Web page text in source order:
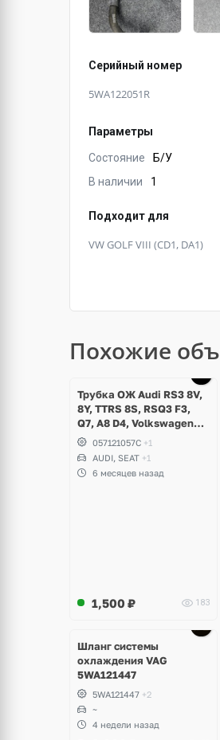
Серийный номер
5WA122051R
Параметры
Состояние
Б/У
В наличии
1
Подходит для
VW GOLF VIII (CD1, DA1)
Похожие
Трубка ОЖ Audi RS3 8V,
8Y, TTRS 8S, RSQ3 F3,
Q7, A8 D4, Volkswagen
Touareg NF, Seat
Formentor Cupra 2.5 TFSI
DAZA, DNWA, CZGB
057121057C +1
AUDI, SEAT +1
6 месяцев назад
1,500 ₽ 183
Шланг системы
охлаждения VAG
5WA121447
5WA121447 +2
~
4 недели назад